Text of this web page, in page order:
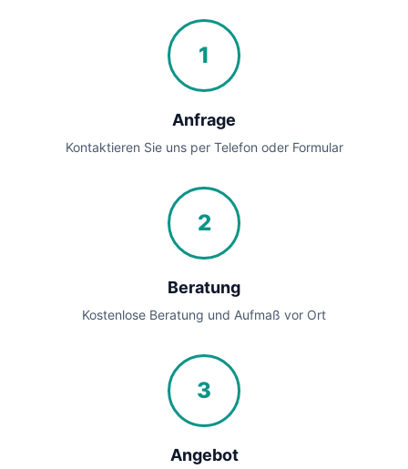
1
Anfrage
Kontaktieren Sie uns per Telefon oder Formular
2
Beratung
Kostenlose Beratung und Aufmaß vor Ort
3
Angebot